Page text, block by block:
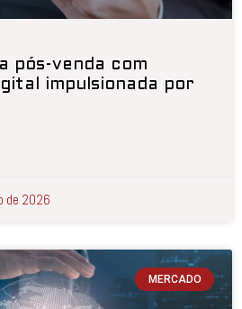
pós-venda com
impulsionada por
de 2026
MERCADO